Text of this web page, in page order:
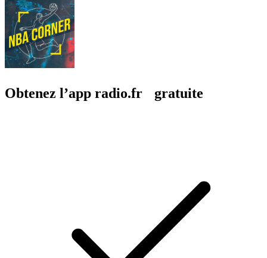
Obtenez l’app radio.fr gratuite